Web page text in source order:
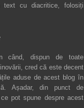
cu diacritice, folosiți
când, dispun de toate
cred că este decent
aduse de acest blog în
Așadar, din punct de
pot spune despre acest